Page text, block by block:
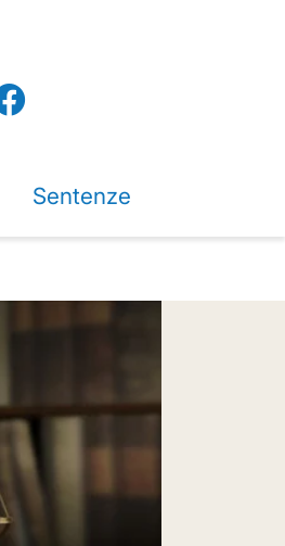
Sentenze